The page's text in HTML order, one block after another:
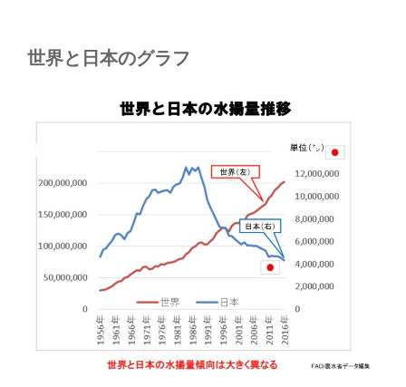
世界と日本のグラフ